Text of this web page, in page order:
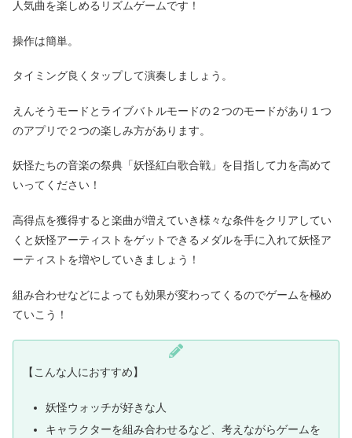
人気曲を楽しめるリズムゲームです！
操作は簡単。
タイミング良くタップして演奏しましょう。
えんそうモードとライブバトルモードの２つのモードがあり１つ
のアプリで２つの楽しみ方があります。
妖怪たちの音楽の祭典「妖怪紅白歌合戦」を目指して力を高めて
いってください！
高得点を獲得すると楽曲が増えていき様々な条件をクリアしてい
くと妖怪アーティストをゲットできるメダルを手に入れて妖怪ア
ーティストを増やしていきましょう！
組み合わせなどによっても効果が変わってくるのでゲームを極め
ていこう！
【こんな人におすすめ】
妖怪ウォッチが好きな人
キャラクターを組み合わせるなど、考えながらゲームを